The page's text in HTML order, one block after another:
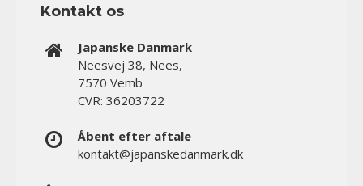
Kontakt os
Japanske Danmark
Neesvej 38, Nees,
7570 Vemb
CVR: 36203722
Åbent efter aftale
kontakt@japanskedanmark.dk